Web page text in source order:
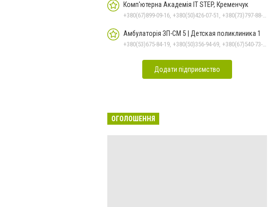
Комп'ютерна Академія IT STEP, Кременчук
+380(67)899-09-16, +380(50)426-07-51, +380(73)797-88-17
Амбулаторія ЗП-СМ 5 | Детская поликлиника 1
+380(53)675-84-19, +380(50)356-94-69, +380(67)540-73-87
Додати підприємство
ОГОЛОШЕННЯ